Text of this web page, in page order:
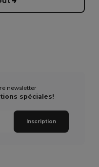
newsletter
spéciales!
Inscription